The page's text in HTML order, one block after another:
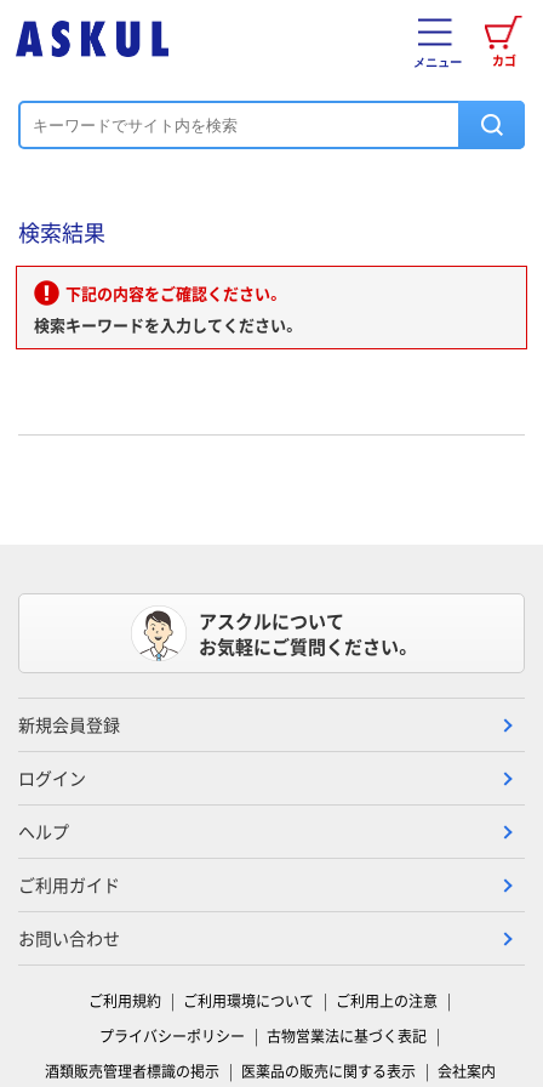
カゴ
メニュー
検索結果
下記の内容をご確認ください。
検索キーワードを入力してください。
アスクルについて
お気軽にご質問ください。
新規会員登録
ログイン
ヘルプ
ご利用ガイド
お問い合わせ
ご利用規約 ご利用環境について
ご利用上の注意
プライバシーポリシー
古物営業法に基づく表記
酒類販売管理者標識の掲示
医薬品の販売に関する表示 会社案内